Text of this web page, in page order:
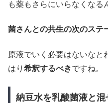
も薬もさらにいらなくなる
菌さんとの共生の次のステ
原液でいく必要はないなと
はり 希釈するべきですね。
納豆水を乳酸菌液と